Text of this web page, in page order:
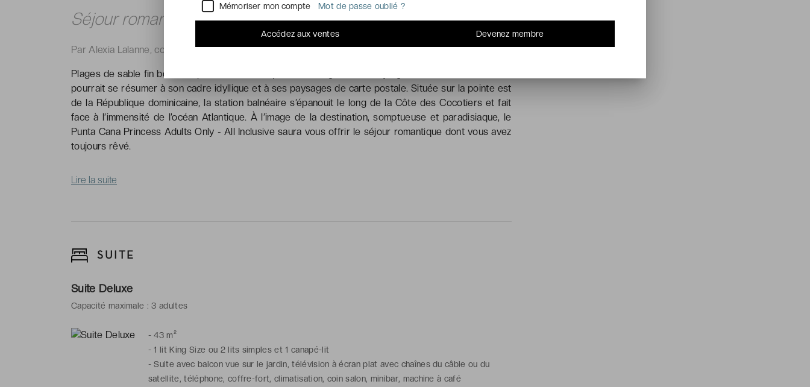
Séjour romantique en All Inclusive à Punta Cana.
Par Alexia Lalanne, correspondante de VeryChic
Plages de sable fin bordées par des eaux turquoise, soleil généreux et jungle luxuriante… Punta Cana
pourrait se résumer à son cadre idyllique et à ses paysages de carte postale. Située sur la pointe est
de la République dominicaine, la station balnéaire s’épanouit le long de la Côte des Cocotiers et fait
face à l’immensité de l’océan Atlantique. À l’image de la destination, somptueuse et paradisiaque, le
Punta Cana Princess Adults Only - All Inclusive saura vous offrir le séjour romantique dont vous avez
toujours rêvé.
Lire la suite
SUITE
Suite Deluxe
Capacité maximale : 3 adultes
-43 m²
-1 lit King Size ou 2 lits simples et 1 canapé-lit
-Suite avec balcon vue sur le jardin, télévision à écran plat avec chaînes du câble ou du
satellite, téléphone, coffre-fort, climatisation, coin salon, minibar, machine à café
Mémoriser mon compte Mot de passe oublié ?
Accédez aux ventes Devenez membre